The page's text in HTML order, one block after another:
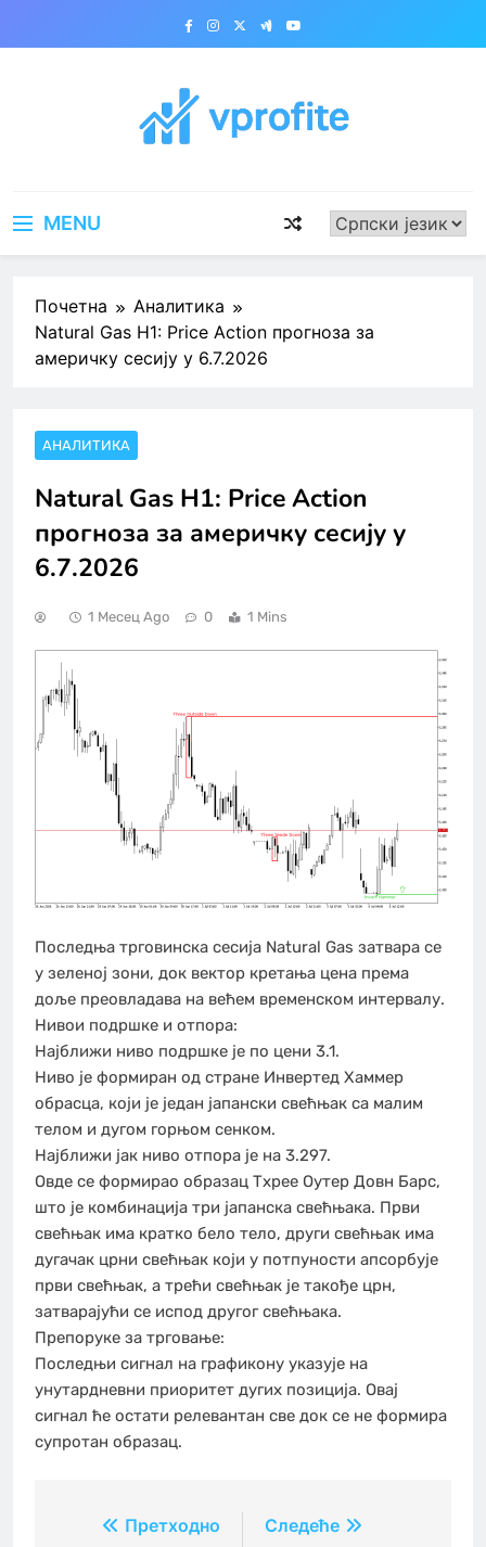
MENU
Почетна
Аналитика
Natural Gas H1: Price Action прогноза за
америчку сесију у 6.7.2026
АНАЛИТИКА
Natural Gas H1: Price Action
прогноза за америчку сесију у
6.7.2026
1 Месец Ago 0 1 Mins
Последња трговинска сесија Natural Gas затвара се
у зеленој зони, док вектор кретања цена према
доље преовладава на већем временском интервалу.
Нивои подршке и отпора:
Најближи ниво подршке је по цени 3.1.
Ниво је формиран од стране Инвертед Хаммер
обрасца, који је један јапански свећњак са малим
телом и дугом горњом сенком.
Најближи јак ниво отпора је на 3.297.
Овде се формирао образац Тхрее Оутер Довн Барс,
што је комбинација три јапанска свећњака. Први
свећњак има кратко бело тело, други свећњак има
дугачак црни свећњак који у потпуности апсорбује
први свећњак, а трећи свећњак је такође црн,
затварајући се испод другог свећњака.
Препоруке за трговање:
Последњи сигнал на графикону указује на
унутардневни приоритет дугих позиција. Овај
сигнал ће остати релевантан све док се не формира
супротан образац.
КретањеПретходно
Следеће